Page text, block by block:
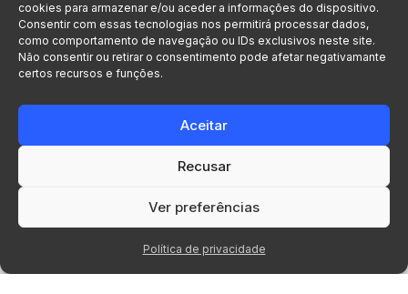
cookies para armazenar e/ou aceder a informações do dispositivo.
Consentir com essas tecnologias nos permitirá processar dados,
como comportamento de navegação ou IDs exclusivos neste site.
Não consentir ou retirar o consentimento pode afetar negativamante
certos recursos e funções.
Aceitar
Recusar
Ver preferências
Política de privacidade
© 2026 Voxsys, Lda. Todos os direitos